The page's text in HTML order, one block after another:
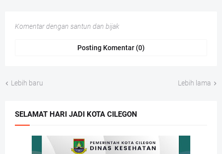
Komentar dengan santun dan bijak
Posting Komentar (0)
Lebih baru Lebih lama
SELAMAT HARI JADI KOTA CILEGON